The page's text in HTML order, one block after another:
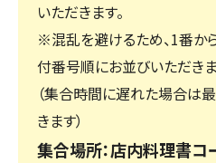
いただきます。
※混乱を避けるため、1番か
付番号順にお並びいただきま
（集合時間に遅れた場合は
きます）
集合場所：店内料理書コ